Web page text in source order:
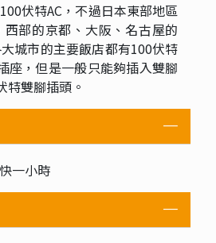
伏特AC，不過日本東部地區
部的京都、大阪、名古屋的
城市的主要飯店都有100伏特
座，但是一般只能夠插入雙腳
特雙腳插頭。
一小時